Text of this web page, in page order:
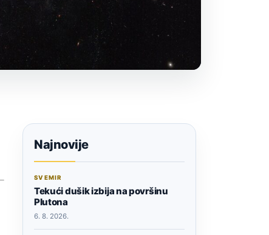
Najnovije
SVEMIR
Tekući dušik izbija na površinu
Plutona
6. 8. 2026.